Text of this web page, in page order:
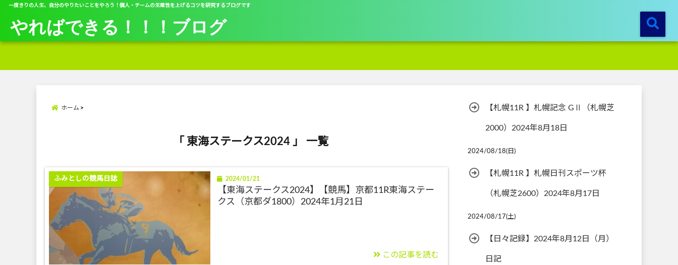
一度きりの人生、自分のやりたいことをやろう！個人・チームの生産性を上げるコツを研究するブログです
やればできる！！！ブログ
ホーム
「 東海ステークス2024 」 一覧
ふみとしの競馬日誌 2024/01/21
【東海ステークス2024】【競馬】京都11R東海ステー
クス（京都ダ1800）2024年1月21日
この記事を読む
【札幌11R 】札幌記念 GⅡ（札幌芝
2000）2024年8月18日
2024/08/18(日)
【札幌11R 】札幌日刊スポーツ杯
（札幌芝2600）2024年8月17日
2024/08/17(土)
【日々記録】2024年8月12日（月）
日記